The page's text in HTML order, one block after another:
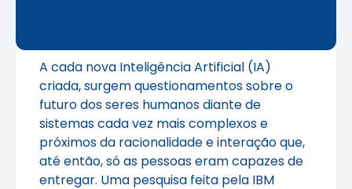
A cada nova Inteligência Artificial (IA)
criada, surgem questionamentos sobre o
futuro dos seres humanos diante de
sistemas cada vez mais complexos e
próximos da racionalidade e interação que,
até então, só as pessoas eram capazes de
entregar. Uma pesquisa feita pela IBM